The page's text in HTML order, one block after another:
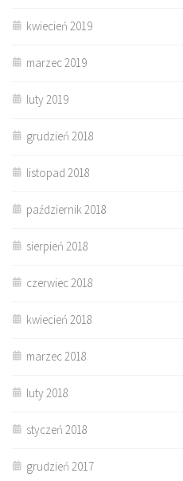
kwiecień 2019
marzec 2019
luty 2019
grudzień 2018
listopad 2018
październik 2018
sierpień 2018
czerwiec 2018
kwiecień 2018
marzec 2018
luty 2018
styczeń 2018
grudzień 2017